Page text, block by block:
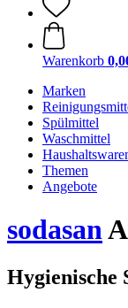
Warenkorb
Marken
Spülmittel
Waschmittel
Themen
Angebote
sodasan
Hygienische